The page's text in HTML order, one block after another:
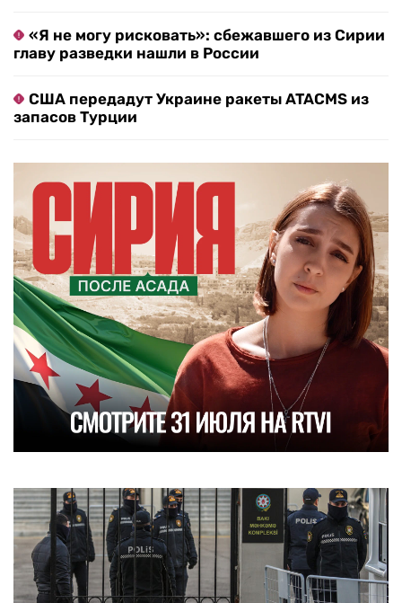
«Я не могу рисковать»: сбежавшего из Сирии
главу разведки нашли в России
США передадут Украине ракеты ATACMS из
запасов Турции